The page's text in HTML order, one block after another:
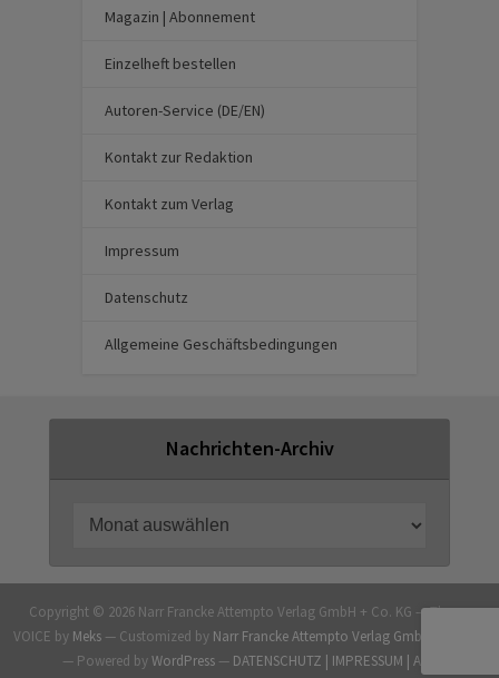
Magazin | Abonnement
Einzelheft bestellen
Autoren-Service (DE/EN)
Kontakt zur Redaktion
Kontakt zum Verlag
Impressum
Datenschutz
Allgemeine Geschäftsbedingungen
Nachrichten-Archiv
Copyright © 2026 Narr Francke Attempto Verlag GmbH + Co. KG — Theme
VOICE by Meks— Customized by Narr Francke Attempto Verlag GmbH + Co. KG
— Powered byWordPress— DATENSCHUTZ | IMPRESSUM | AGB